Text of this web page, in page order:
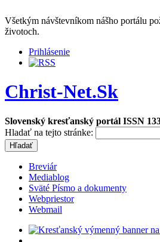
Všetkým návštevníkom nášho portálu
životoch.
Prihlásenie
Christ-Net.Sk
Slovenský kresťanský portál ISSN
Hladať na tejto stránke:
Breviár
Mediablog
Sväté Písmo a dokumenty
Webpriestor
Webmail